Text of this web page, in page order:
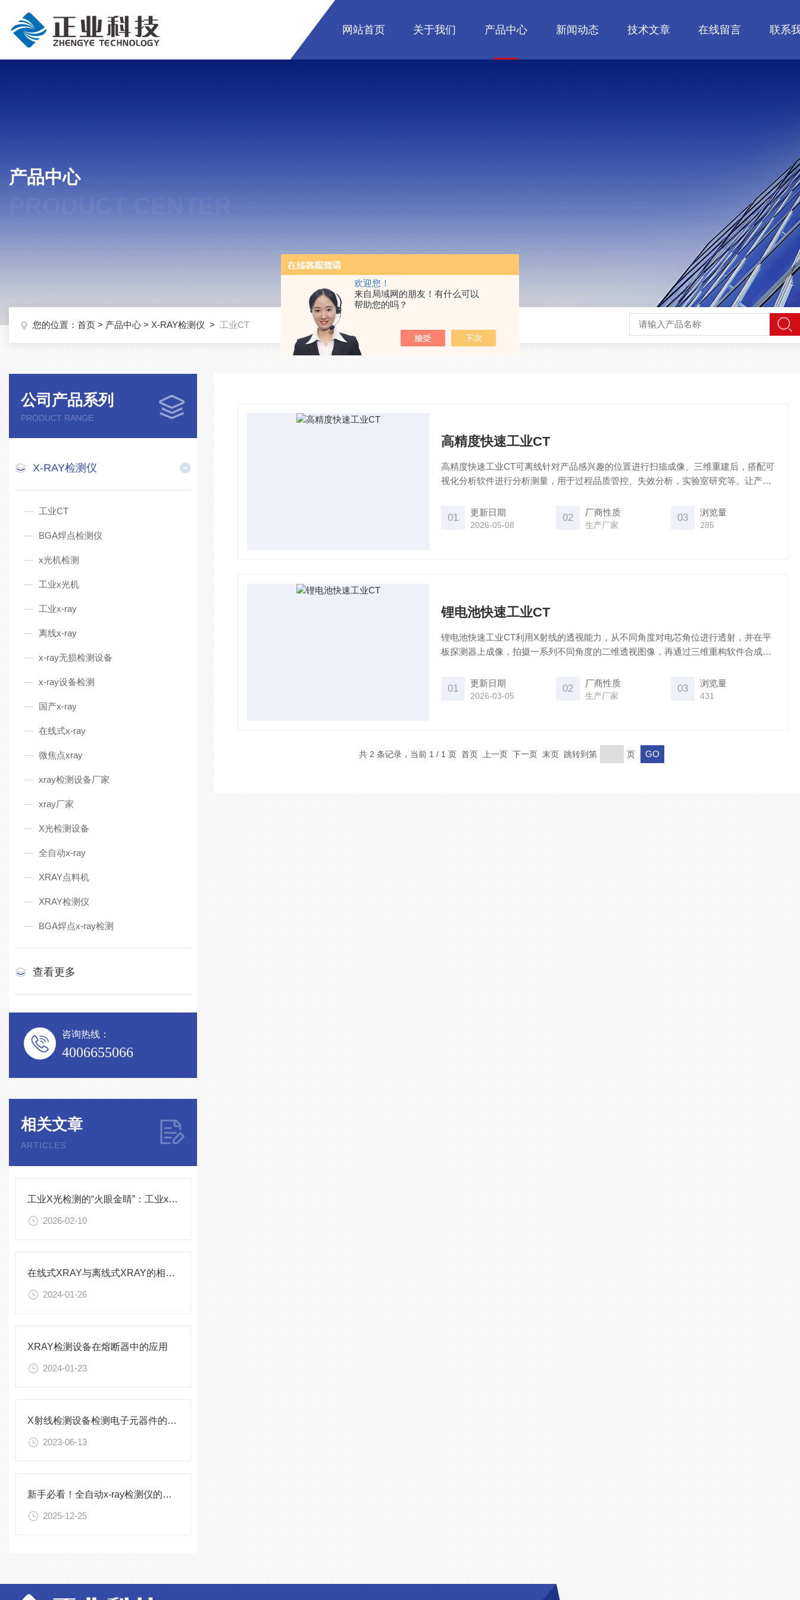
欢迎您！
来自局域网的朋友！有什么可以
帮助您的吗？
网站首页 关于我们 产品中心 新闻动态 技术文章 在线留言 联系
产品中心
您的位置： 首页 > 产品中心 > X-RAY检测仪 > 工业CT
公司产品系列
PRODUCT RANGE
X-RAY检测仪
工业CT
BGA焊点检测仪
x光机检测
工业x光机
工业x-ray
离线x-ray
x-ray无损检测设备
x-ray设备检测
国产x-ray
在线式x-ray
微焦点xray
xray检测设备厂家
xray厂家
X光检测设备
全自动x-ray
XRAY点料机
XRAY检测仪
BGA焊点x-ray检测
查看更多
咨询热线：
4006655066
相关文章
ARTICLES
工业X光检测的“火眼金睛”：工业x光检测设备核心使用特点解析
2026-02-10
在线式XRAY与离线式XRAY的相同与不同
2024-01-26
XRAY检测设备在熔断器中的应用
2024-01-23
X射线检测设备检测电子元器件的流程是什么
2023-06-13
新手必看！全自动x-ray检测仪的标准化操作手册
2025-12-25
高精度快速工业CT
高精度快速工业CT可离线针对产品感兴趣的位置进行扫描成像、三维重建后，搭配可
视化分析软件进行分析测量，用于过程品质管控、失效分析，实验室研究等。让产品
01 更新日期
2026-05-08
02 厂商性质
生产厂家
03 浏览量
285
锂电池快速工业CT
锂电池快速工业CT利用X射线的透视能力，从不同角度对电芯角位进行透射，并在平
板探测器上成像，拍摄一系列不同角度的二维透视图像，再通过三维重构软件合成为
能化软件算法在图像上对电芯的OH进行分析判断，主要用于新能源行业的动力叠片电
池的OH检测与质量控制。
01 更新日期
2026-03-05
02 厂商性质
生产厂家
03 浏览量
431
共 2 条记录，当前 1 / 1 页 首页 上一页 下一页 末页 跳转到第 页